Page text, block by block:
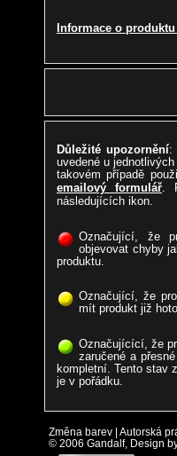
Informace o
Důležité upozornění:
uvedené u
takovém případě
emailový formulář.
následujících ikon.
Označující, že
objevovat chyby
produktu.
Označující, že
mít produkt již
Označujícící, že
zaručené a
kompletní. Tento stav
je v pořádku.
Změna barev | Autorská
© 2006 Gandalf, Design